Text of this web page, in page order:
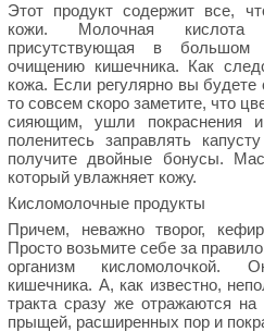
Этот продукт содержит все,
кожи. Молочная
присутствующая в большом
очищению кишечника. Как
кожа. Если регулярно вы будете
то совсем скоро заметите, что
сияющим, ушли покраснения
поленитесь заправлять
получите двойные бонусы.
который увлажняет кожу.
Кисломолочные продукты
Причем, неважно творог,
Просто возьмите себе за
организм кисломолочкой.
кишечника. А, как известно,
тракта сразу же отражаются
прыщей, расширенных пор и